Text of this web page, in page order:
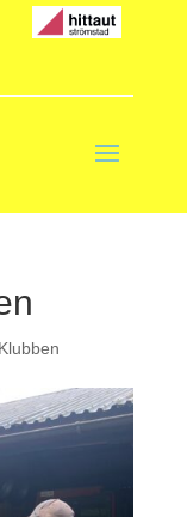
Klubben